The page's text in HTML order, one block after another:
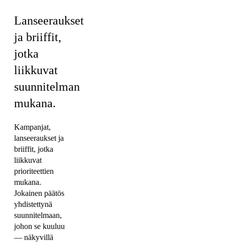
Lanseeraukset
ja briiffit,
jotka
liikkuvat
suunnitelman
mukana.
Kampanjat,
lanseeraukset ja
briiffit, jotka
liikkuvat
prioriteettien
mukana.
Jokainen päätös
yhdistettynä
suunnitelmaan,
johon se kuuluu
— näkyvillä